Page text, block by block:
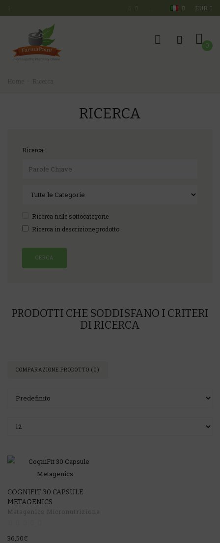
EUR
0
RICERCA
Ricerca:
Ricerca nelle sottocategorie
Ricerca in descrizione prodotto
PRODOTTI CHE SODDISFANO I CRITERI
DI RICERCA
COMPARAZIONE PRODOTTO (0)
COGNIFIT 30 CAPSULE
METAGENICS
36,50€